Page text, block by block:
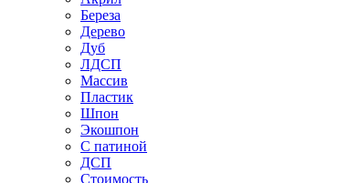
Береза
Дерево
Дуб
ЛДСП
Массив
Пластик
Шпон
Экошпон
С патиной
ДСП
Стоимость